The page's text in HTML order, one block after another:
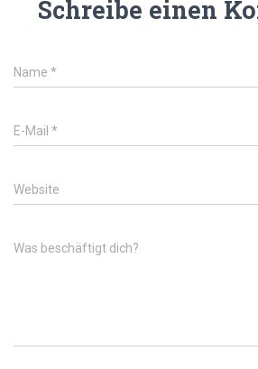
Schreibe einen
Name *
E-Mail *
Website
Was beschäftigt dich?